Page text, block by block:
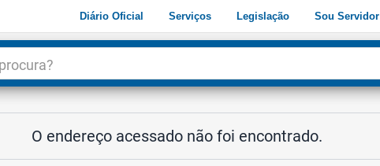
Diário Oficial Serviços Legislação Sou Servidor
O endereço acessado não foi encontrado.